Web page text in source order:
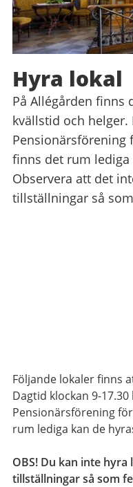
Hyra lokal
På Allégården finns
kvällstid och helger.
finns det rum
Observera att det
tillställningar så
Följande lokaler finns
Dagtid klockan 9-
Pensionärsförening
rum lediga kan de
OBS! Du kan inte
tillställningar så som